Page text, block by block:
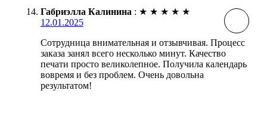
Габриэлла Калинина : ★ ★ ★ ★ ★
12.01.2025
Сотрудница внимательная и отзывчивая. Процесс
заказа занял всего несколько минут. Качество
печати просто великолепное. Получила календарь
вовремя и без проблем. Очень довольна
результатом!